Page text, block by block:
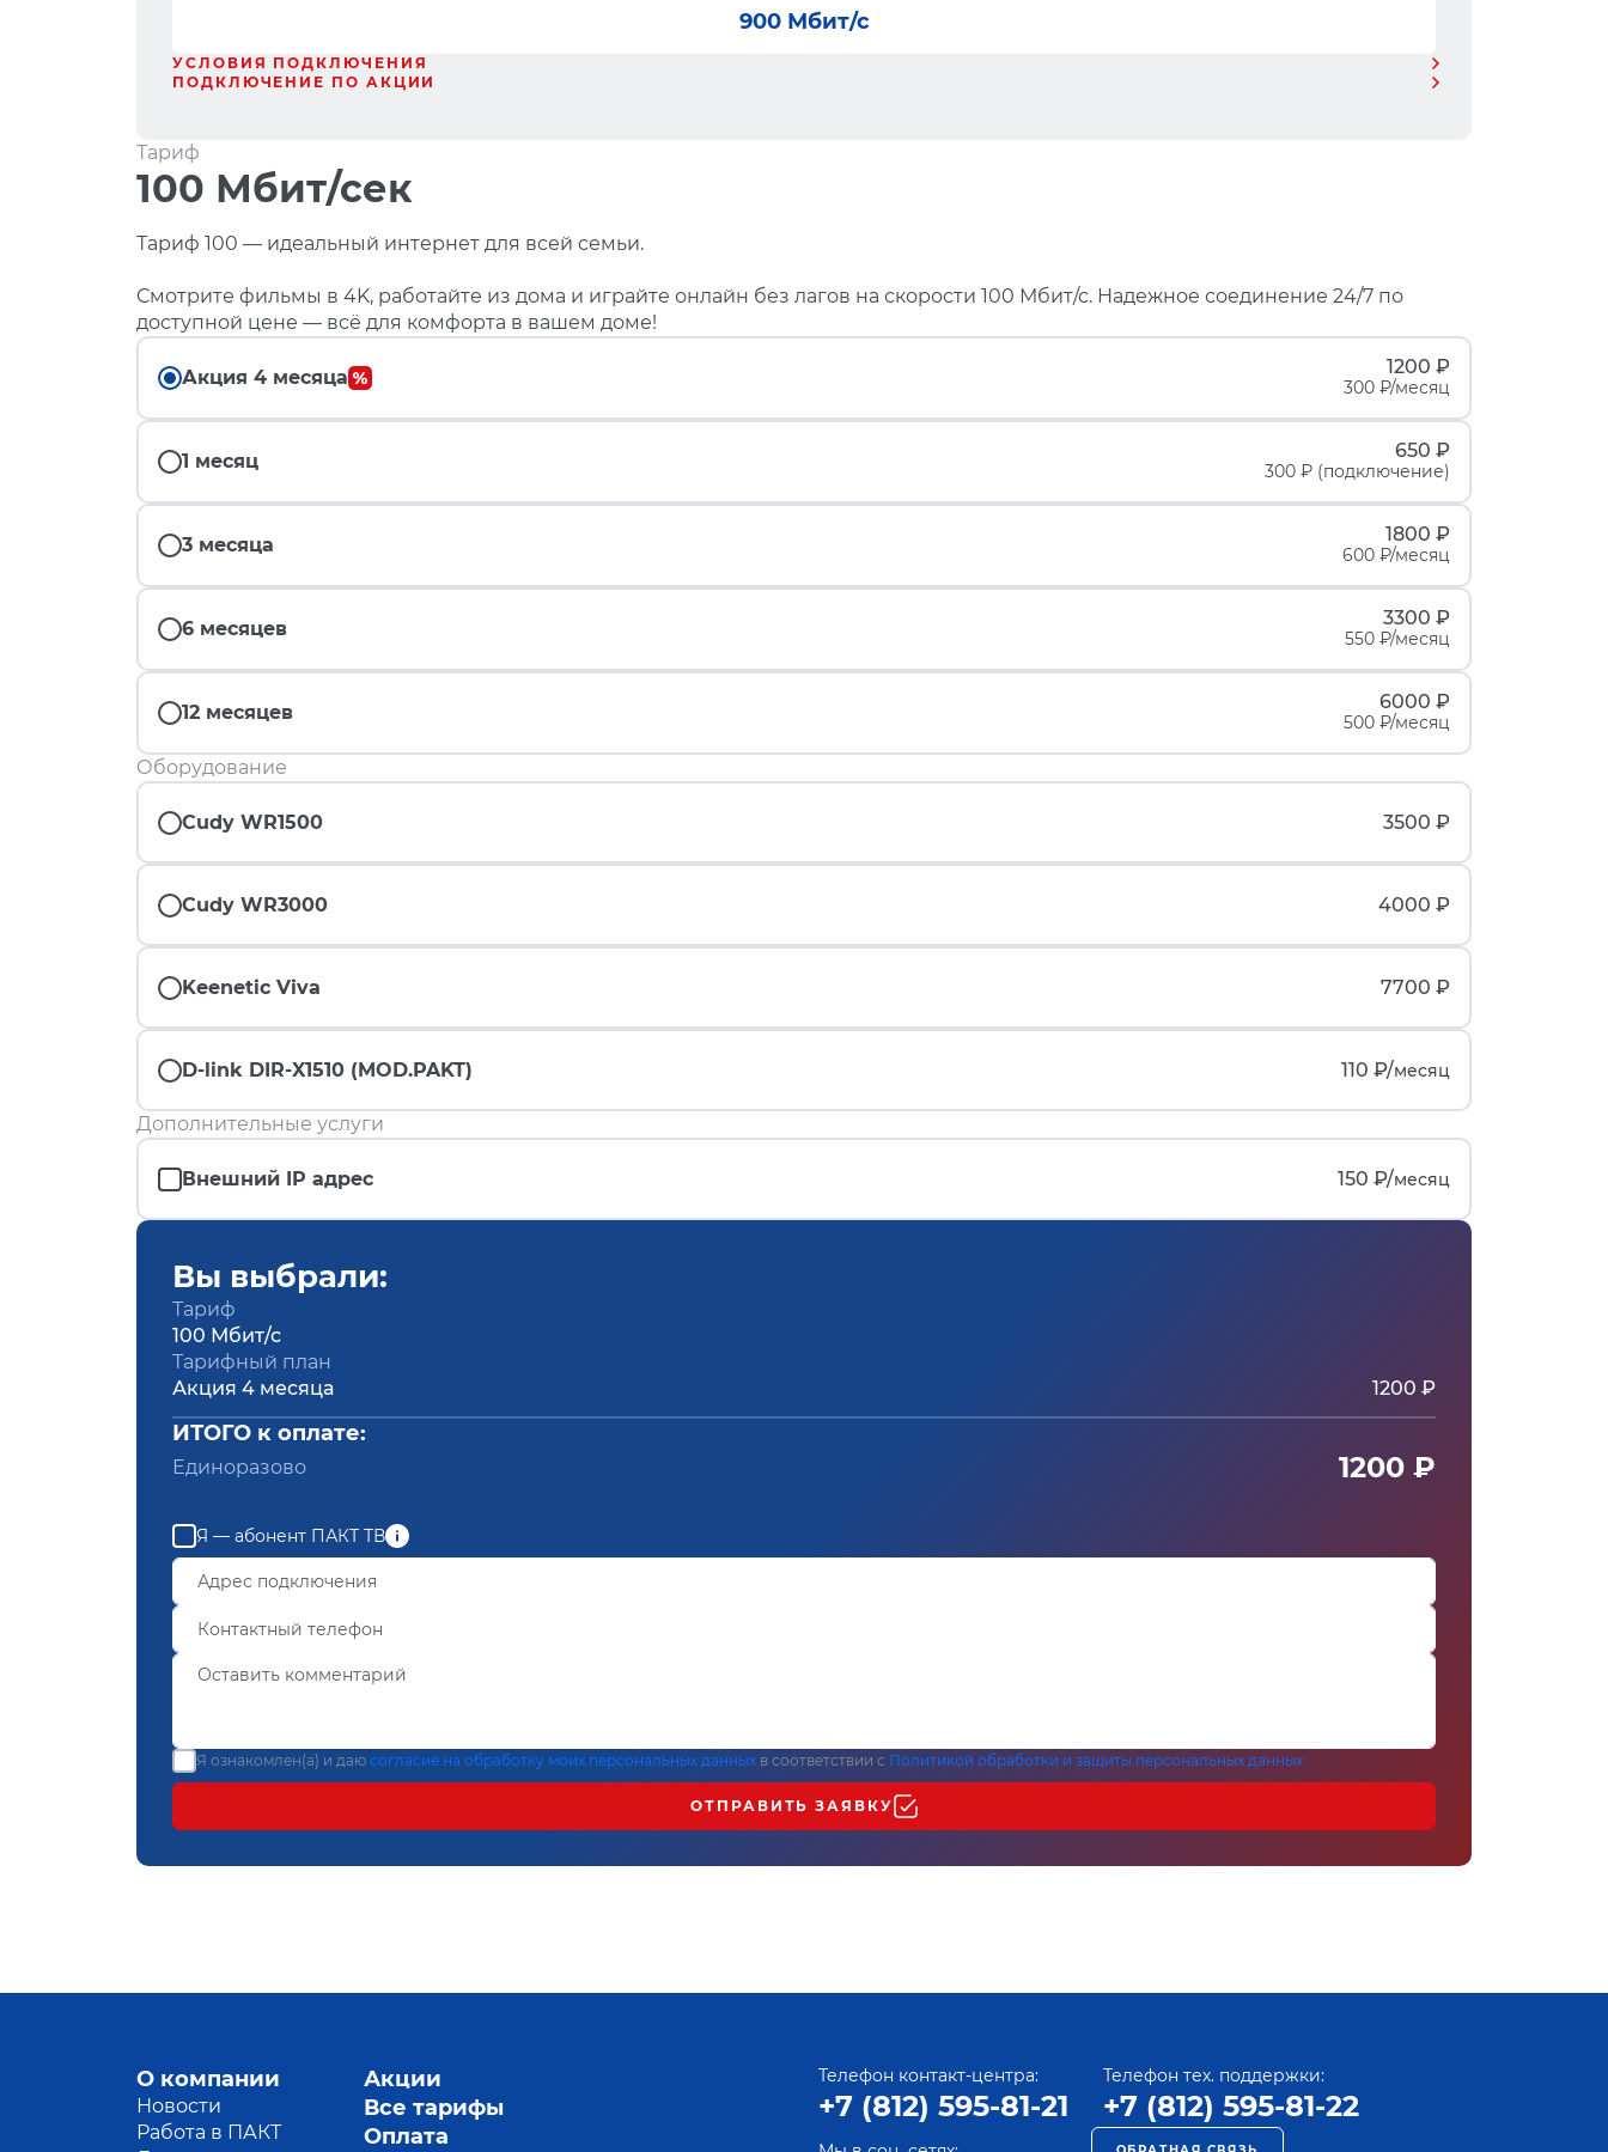
900 Мбит/с
УСЛОВИЯ ПОДКЛЮЧЕНИЯ
ПОДКЛЮЧЕНИЕ ПО АКЦИИ
Тариф
100 Мбит/сек
Тариф 100 — идеальный интернет для всей семьи.
Смотрите фильмы в 4K, работайте из дома и играйте онлайн без лагов на скорости 100 Мбит/с. Надежное соединение 24/7 по
доступной цене — всё для комфорта в вашем доме!
Акция 4 месяца 1200 ₽
300 ₽/месяц
1 месяц 650 ₽
300 ₽ (подключение)
3 месяца 1800 ₽
600 ₽/месяц
6 месяцев 3300 ₽
550 ₽/месяц
12 месяцев 6000 ₽
500 ₽/месяц
Оборудование
Cudy WR1500 3500 ₽
Cudy WR3000 4000 ₽
Keenetic Viva 7700 ₽
D-link DIR-X1510 (MOD.PAKT) 110 ₽/месяц
Дополнительные услуги
Внешний IP адрес 150 ₽/месяц
Вы выбрали:
Тариф
100 Мбит/с
Тарифный план
Акция 4 месяца
1200 ₽
ИТОГО к оплате:
Единоразово 1200 ₽
Я — абонент ПАКТ ТВ
Я ознакомлен(а) и даю согласие на обработку моих персональных данных в соответствии с Политикой обработки и защиты персональных данных
ОТПРАВИТЬ ЗАЯВКУ
О компании
Новости
Работа в ПАКТ
Акции
Все тарифы
Оплата
Телефон контакт-центра:
+7 (812) 595-81-21
Телефон тех. поддержки:
+7 (812) 595-81-22